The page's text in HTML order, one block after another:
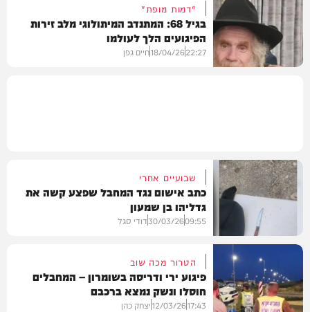
חדשות
"דמות מופת"
בגיל 68: המתנדב המיתולוגי מלב זירות
הפיגועים הלך לעולמו
22:27
18/04/26חיים גפן
חדשות
שבועיים אחרי
כתב אישום נגד המחבל שפצע קשה את
גדליהו בן שמעון
09:55
30/03/26דודי סגל
הטרור מכה שוב
פיגוע ירי ודריסה בשומרון – המחבלים
חוסלו ונשק נמצא ברכבם
17:43
12/03/26יצחק כהן